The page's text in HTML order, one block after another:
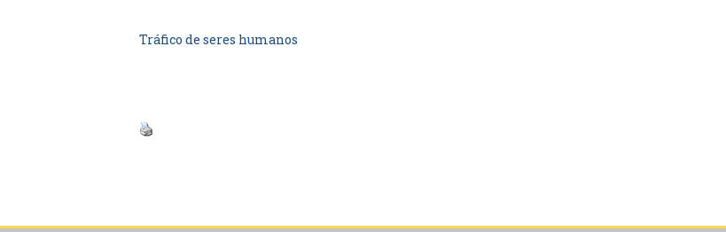
Tráfico de seres humanos